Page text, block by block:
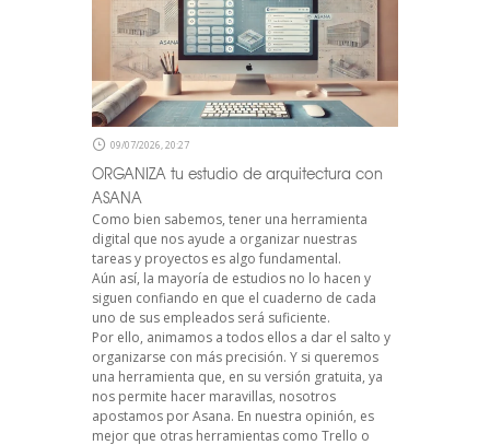
09/07/2026, 20:27
ORGANIZA tu estudio de arquitectura con
ASANA
Como bien sabemos, tener una herramienta
digital que nos ayude a organizar nuestras
tareas y proyectos es algo fundamental.
Aún así, la mayoría de estudios no lo hacen y
siguen confiando en que el cuaderno de cada
uno de sus empleados será suficiente.
Por ello, animamos a todos ellos a dar el salto y
organizarse con más precisión. Y si queremos
una herramienta que, en su versión gratuita, ya
nos permite hacer maravillas, nosotros
apostamos por Asana. En nuestra opinión, es
mejor que otras herramientas como Trello o